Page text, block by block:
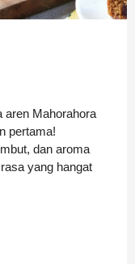
aren Mahorahora
pertama!
dan aroma
yang hangat